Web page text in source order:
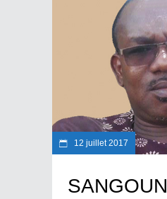
12 juillet 2017
SANGOUN